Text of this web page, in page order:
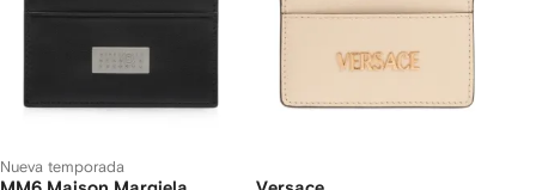
Nueva temporada